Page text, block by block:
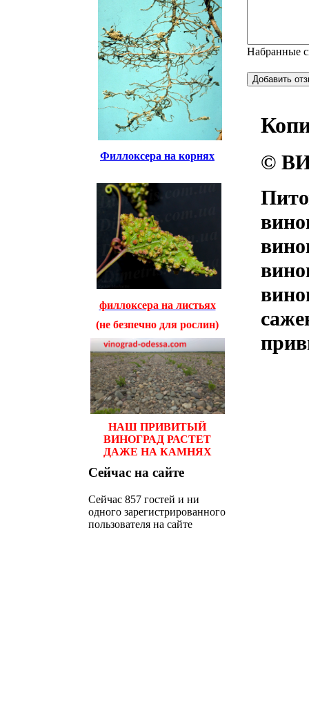
Филлоксера на корнях
филлоксера на листьях
(не безпечно для рослин)
НАШ ПРИВИТЫЙ
ВИНОГРАД РАСТЕТ
ДАЖЕ НА КАМНЯХ
Сейчас на сайте
Сейчас 857 гостей и ни
одного зарегистрированного
пользователя на сайте
Набранные
©